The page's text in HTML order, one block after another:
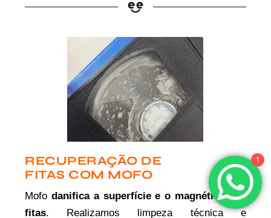
RECUPERAÇÃO DE
FITAS COM MOFO
Mofodanifica a superfície e o magnético das
fitas. Realizamos limpeza técnica e
1